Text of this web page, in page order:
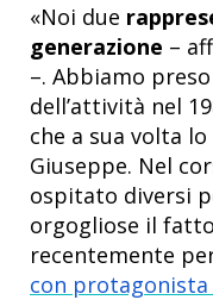
«Noi due
generazione –
–. Abbiamo
dell’attività nel
che a sua volta
Giuseppe. Nel
ospitato diversi
orgogliose il
recentemente
con protagonista